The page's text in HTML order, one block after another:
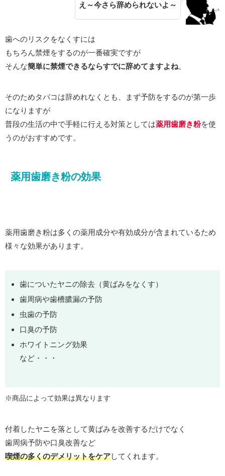
え～今さら辞められないよ～
歯へのリスクをなくすには
もちろん禁煙をするのが一番確実ですが
そんな簡単に禁煙できるならすでに辞めてますよね。
そのためタバコは辞めれなくとも、まず予防をするのが第一歩
になりますが
普段の生活の中で手軽に行える対策としては薬用歯磨き粉を使
うのがおすすめです。
薬用歯磨き粉の効果
薬用歯磨き粉は多くの薬用成分や有効成分が含まれているため
様々な効果があります。
歯についたヤニの除去（黄ばみをなくす）
歯周病や歯槽膿漏の予防
虫歯の予防
口臭の予防
ホワイトニング効果
など・・・
※商品によって効果は異なります
付着したヤニを落として黄ばみを改善するだけでなく
歯周病予防や口臭改善など
喫煙の多くのデメリットをケアしてくれます。